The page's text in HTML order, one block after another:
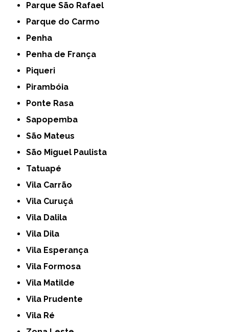
Parque São Rafael
Parque do Carmo
Penha
Penha de França
Piqueri
Pirambóia
Ponte Rasa
Sapopemba
São Mateus
São Miguel Paulista
Tatuapé
Vila Carrão
Vila Curuçá
Vila Dalila
Vila Dila
Vila Esperança
Vila Formosa
Vila Matilde
Vila Prudente
Vila Ré